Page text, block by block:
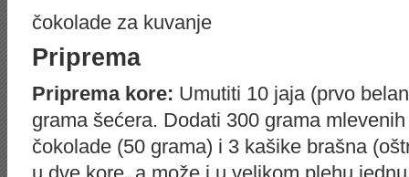
čokolade za kuvanje
Priprema
Priprema kore: Umutiti 10 jaja (prvo
grama šećera. Dodati 300 grama
čokolade (50 grama) i 3 kašike brašna